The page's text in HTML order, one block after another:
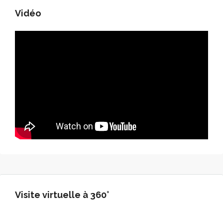
Vidéo
Visite virtuelle à 360°